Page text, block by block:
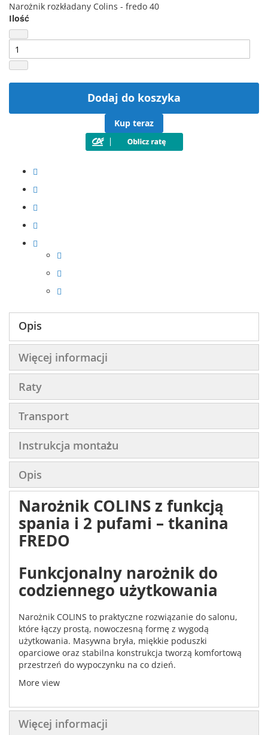
Narożnik rozkładany Colins - fredo 40
Ilość
Dodaj do koszyka
Kup teraz
Opis
Więcej informacji
Raty
Transport
Instrukcja montażu
Opis
Narożnik COLINS z funkcją
spania i 2 pufami – tkanina
FREDO
Funkcjonalny narożnik do
codziennego użytkowania
Narożnik COLINS to praktyczne rozwiązanie do salonu,
które łączy prostą, nowoczesną formę z wygodą
użytkowania. Masywna bryła, miękkie poduszki
oparciowe oraz stabilna konstrukcja tworzą komfortową
przestrzeń do wypoczynku na co dzień.
Dodatkowym atutem są dwie pufy, które można schować
potrzebne, a na co dzień nie zajmują miejsca.
More view
Więcej informacji